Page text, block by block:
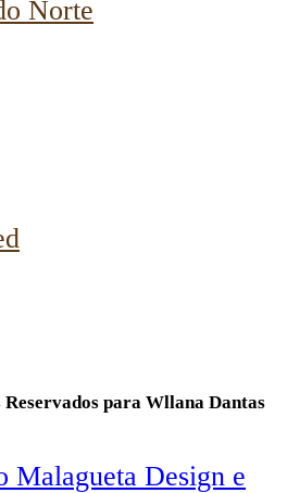
Norte
Reservados para Wllana Dantas
Malagueta Design e